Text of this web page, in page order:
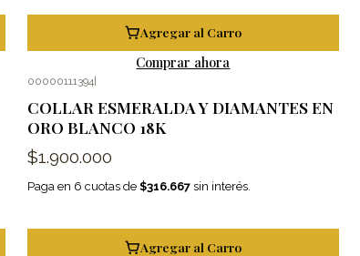
Agregar al Carro
Comprar ahora
00000111394|
COLLAR ESMERALDA Y DIAMANTES EN
ORO BLANCO 18K
$1.900.000
Paga en 6 cuotas de $316.667sin interés.
Agregar al Carro